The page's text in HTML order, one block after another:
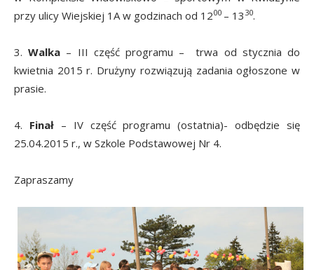
przy ulicy Wiejskiej 1A w godzinach od 1200 – 13 30.
3.Walka – III część programu – trwa od stycznia do
kwietnia 2015 r. Drużyny rozwiązują zadania ogłoszone w
prasie.
4. Finał– IV część programu (ostatnia)- odbędzie się
25.04.2015 r., w Szkole Podstawowej Nr 4.
Zapraszamy